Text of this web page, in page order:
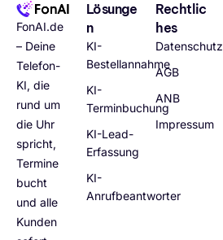
FonAI.de
– Deine
Telefon-
KI, die
rund um
die Uhr
spricht,
Termine
bucht
und alle
Kunden
Lösunge
n
KI-
Bestellannahme
KI-
Terminbuchung
KI-Lead-
Erfassung
KI-
Anrufbeantworter
Rechtlic
hes
Datenschutz
AGB
ANB
Impressum